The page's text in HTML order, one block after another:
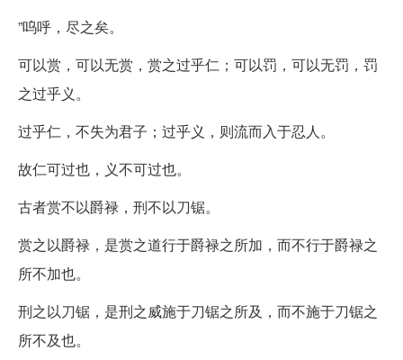
”呜呼，尽之矣。
可以赏，可以无赏，赏之过乎仁；可以罚，可以无罚，罚
之过乎义。
过乎仁，不失为君子；过乎义，则流而入于忍人。
故仁可过也，义不可过也。
古者赏不以爵禄，刑不以刀锯。
赏之以爵禄，是赏之道行于爵禄之所加，而不行于爵禄之
所不加也。
刑之以刀锯，是刑之威施于刀锯之所及，而不施于刀锯之
所不及也。